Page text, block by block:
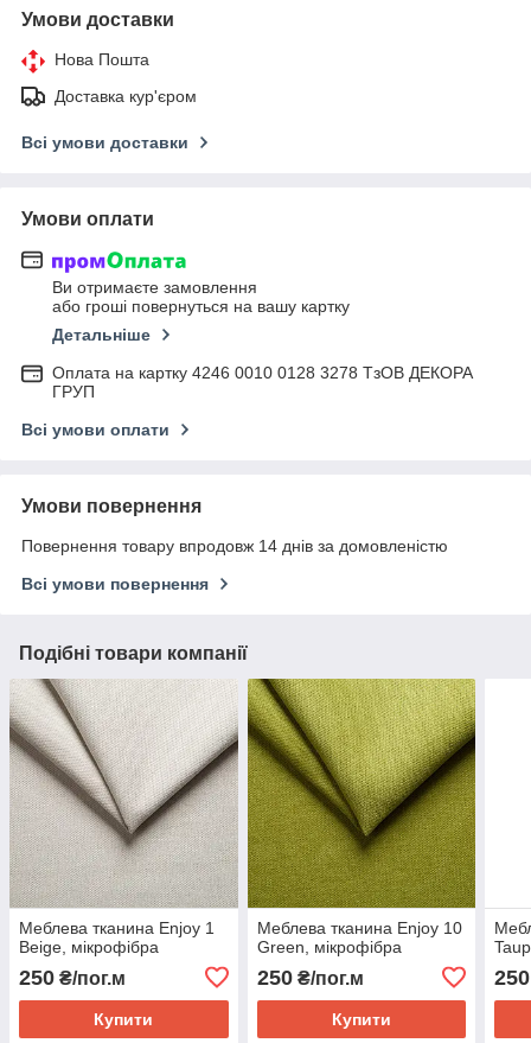
Умови доставки
Нова Пошта
Доставка кур'єром
Всі умови доставки
Умови оплати
Ви отримаєте замовлення
або гроші повернуться на вашу картку
Детальніше
Оплата на картку 4246 0010 0128 3278 ТзОВ ДЕКОРА
ГРУП
Всі умови оплати
Умови повернення
Повернення товару впродовж 14 днів за домовленістю
Всі умови повернення
Подібні товари компанії
Меблева тканина Enjoy 1
Beige, мікрофібра
250 ₴/пог.м
Купити
Меблева тканина Enjoy 10
Green, мікрофібра
250₴/пог.м
Купити
250